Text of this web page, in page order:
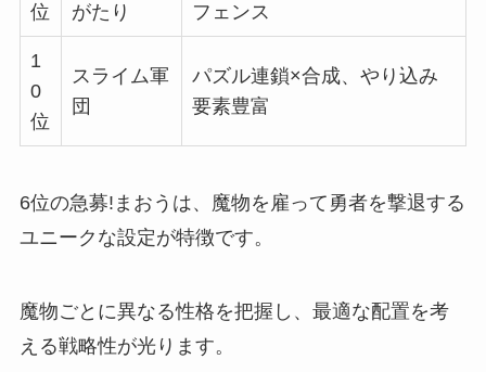
位
がたり
フェンス
1
0
位
スライム軍
団
パズル連鎖×合成、やり込み
要素豊富
6位の急募!まおうは、魔物を雇って勇者を撃退する
ユニークな設定が特徴です。
魔物ごとに異なる性格を把握し、最適な配置を考
える戦略性が光ります。